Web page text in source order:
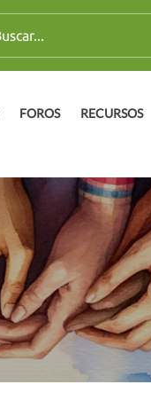
FOROS RECURSOS